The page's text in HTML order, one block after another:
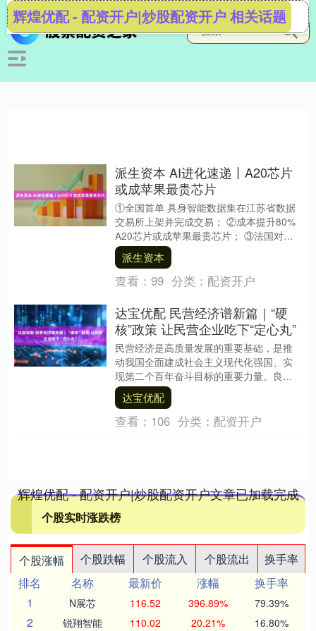
辉煌优配 - 配资开户|炒股配资开户 相关话题
派生资本 AI进化速递丨A20芯片
或成苹果最贵芯片
①全国首单 具身智能数据集在江苏省数据
交易所上架并完成交易； ②成本提升80%
A20芯片或成苹果最贵芯片； ③法国对马
斯克旗下聊天机器人涉嫌生成色情内容启
动调....
派生资本
查看： 99 分类： 配资开户
达宝优配 民营经济谱新篇｜“硬
核”政策 让民营企业吃下“定心丸”
民营经济是高质量发展的重要基础，是推
动我国全面建成社会主义现代化强国、实
现第二个百年奋斗目标的重要力量。良好
的营商环境是民营经济发展的沃土，精准
有效的政策护航民....
达宝优配
查看： 106 分类： 配资开户
辉煌优配 - 配资开户|炒股配资开户文章已加载完成
个股实时涨跌榜
个股涨幅 个股跌幅 个股流入 个股流出
换手率
排名
名称 最新价 涨幅
换手率
1
N展芯 116.52 396.89% 79.39%
2 锐翔智能 110.02 20.21% 16.80%